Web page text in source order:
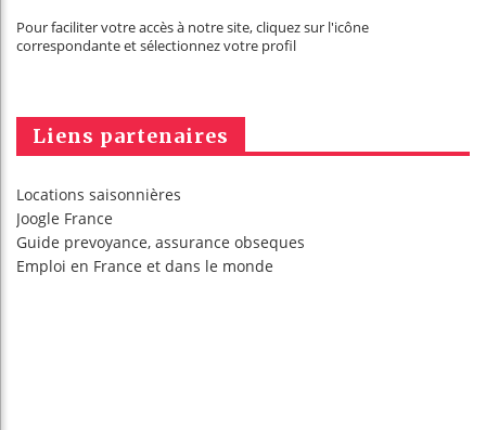
Pour faciliter votre accès à notre site, cliquez sur l'icône
correspondante et sélectionnez votre profil
Liens partenaires
Locations saisonnières
Joogle France
Guide prevoyance, assurance obseques
Emploi en France et dans le monde